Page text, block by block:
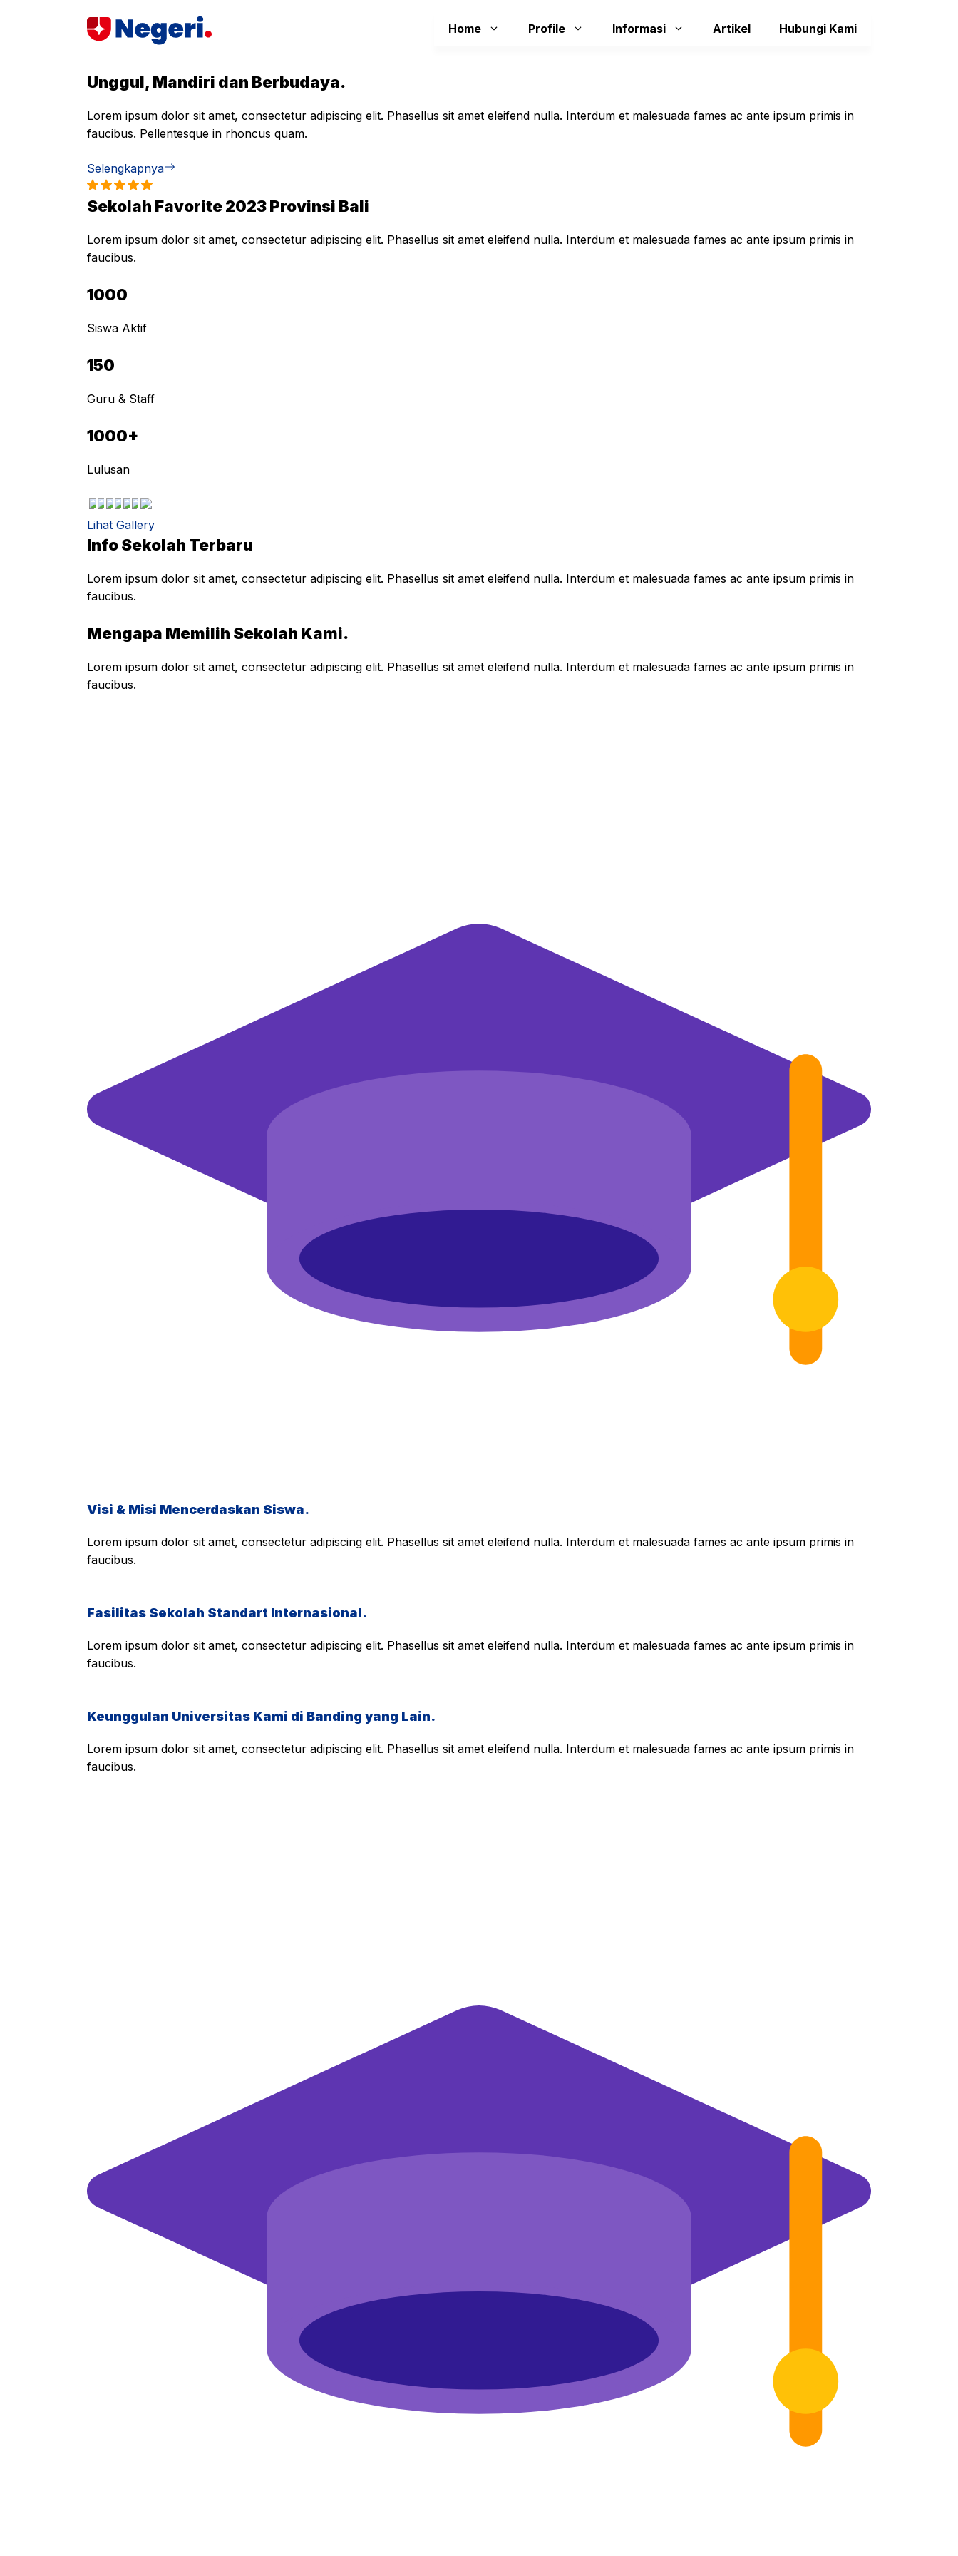
Home Profile Informasi Artikel Hubungi Kami
Unggul, Mandiri dan Berbudaya.
Lorem ipsum dolor sit amet, consectetur adipiscing elit. Phasellus sit amet eleifend nulla. Interdum et malesuada fames ac ante ipsum primis in
faucibus. Pellentesque in rhoncus quam.
Selengkapnya
Sekolah Favorite 2023 Provinsi Bali
Lorem ipsum dolor sit amet, consectetur adipiscing elit. Phasellus sit amet eleifend nulla. Interdum et malesuada fames ac ante ipsum primis in
faucibus.
1000
Siswa Aktif
150
Guru & Staff
1000+
Lulusan
Lihat Gallery
Info Sekolah Terbaru
Lorem ipsum dolor sit amet, consectetur adipiscing elit. Phasellus sit amet eleifend nulla. Interdum et malesuada fames ac ante ipsum primis in
faucibus.
Mengapa Memilih Sekolah Kami.
Lorem ipsum dolor sit amet, consectetur adipiscing elit. Phasellus sit amet eleifend nulla. Interdum et malesuada fames ac ante ipsum primis in
faucibus.
Visi & Misi Mencerdaskan Siswa.
Lorem ipsum dolor sit amet, consectetur adipiscing elit. Phasellus sit amet eleifend nulla. Interdum et malesuada fames ac ante ipsum primis in
faucibus.
Fasilitas Sekolah Standart Internasional.
Lorem ipsum dolor sit amet, consectetur adipiscing elit. Phasellus sit amet eleifend nulla. Interdum et malesuada fames ac ante ipsum primis in
faucibus.
Keunggulan Universitas Kami di Banding yang Lain.
Lorem ipsum dolor sit amet, consectetur adipiscing elit. Phasellus sit amet eleifend nulla. Interdum et malesuada fames ac ante ipsum primis in
faucibus.